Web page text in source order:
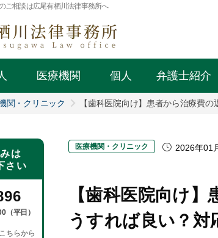
ご相談は広尾有栖川法律事務所へ
医療機関 個人 弁護士紹介
関・クリニック 【歯科医院向け】患者から治療費
医療機関・クリニック 2026年01
【歯科医院向け
うすれば良い？対
は
さい
（平日）
ちらから